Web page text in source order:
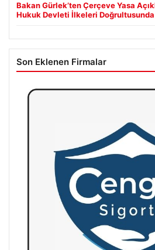
Bakan Gürlek’ten Çerçeve Yasa
Hukuk Devleti İlkeleri
Son Eklenen Firmalar